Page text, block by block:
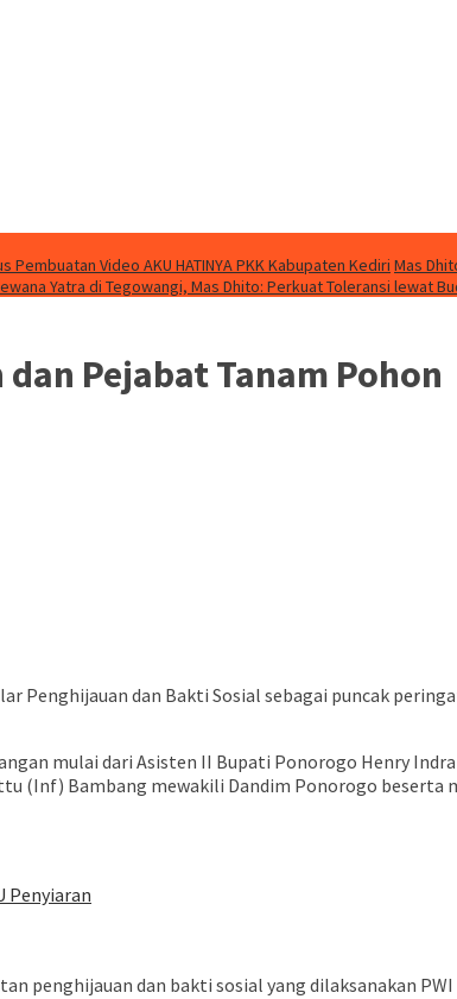
Pembuatan Video AKU HATINYA PKK Kabupaten Kediri Mas
Yatra di Tegowangi, Mas Dhito: Perkuat Toleransi lewat
Pejabat Tanam Pohon
Penghijauan dan Bakti Sosial sebagai puncak
mulai dari Asisten II Bupati Ponorogo Henry
(Inf) Bambang mewakili Dandim Ponorogo beserta
Penyiaran
penghijauan dan bakti sosial yang dilaksanakan